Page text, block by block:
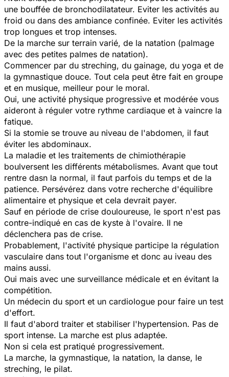
une bouffée de bronchodilatateur. Eviter les activités au
froid ou dans des ambiance confinée. Eviter les activités
trop longues et trop intenses.
De la marche sur terrain varié, de la natation (palmage
avec des petites palmes de natation).
Commencer par du streching, du gainage, du yoga et de
la gymnastique douce. Tout cela peut être fait en groupe
et en musique, meilleur pour le moral.
Oui, une activité physique progressive et modérée vous
aideront à réguler votre rythme cardiaque et à vaincre la
fatique.
Si la stomie se trouve au niveau de l'abdomen, il faut
éviter les abdominaux.
La maladie et les traitements de chimiothérapie
boulversent les différents métabolismes. Avant que tout
rentre dasn la normal, il faut parfois du temps et de la
patience. Persévérez dans votre recherche d'équilibre
alimentaire et physique et cela devrait payer.
Sauf en période de crise douloureuse, le sport n'est pas
contre-indiqué en cas de kyste à l'ovaire. Il ne
déclenchera pas de crise.
Probablement, l'activité physique participe la régulation
vasculaire dans tout l'organisme et donc au iveau des
mains aussi.
Oui mais avec une surveillance médicale et en évitant la
compétition.
Un médecin du sport et un cardiologue pour faire un test
d'effort.
Il faut d'abord traiter et stabiliser l'hypertension. Pas de
sport intense. La marche est plus adaptée.
Non si cela est pratiqué progressivement.
La marche, la gymnastique, la natation, la danse, le
streching, le pilat.